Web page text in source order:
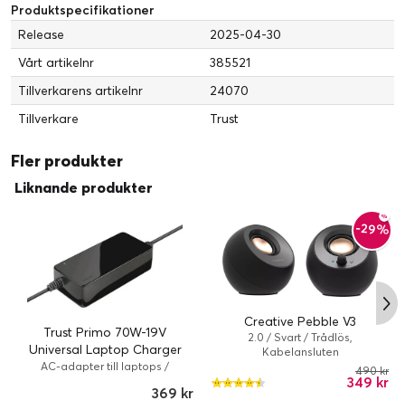
Typ:
2 års garanti
Diverse
Färgkategori:
Produktspecifikationer
Release
2025-04-30
Vårt artikelnr
385521
Tillverkarens artikelnr
24070
Tillverkare
Trust
Fler produkter
Liknande produkter
Trust Primo 70W-19V
Universal Laptop Charger
(Fyndvara klass 1)
AC-adapter till laptops /
369 kr
-29%
Creative Pebble V3
2.0 / Svart / Trådlös,
Kabelansluten
349 kr
490 kr